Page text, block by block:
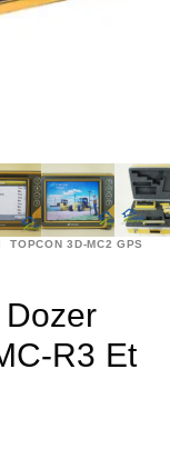
TOPCON 3D-MC2 GPS
R3 Et